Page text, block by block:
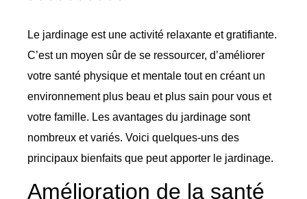
Le jardinage est une activité relaxante et gratifiante.
C’est un moyen sûr de se ressourcer, d’améliorer
votre santé physique et mentale tout en créant un
environnement plus beau et plus sain pour vous et
votre famille. Les avantages du jardinage sont
nombreux et variés. Voici quelques-uns des
principaux bienfaits que peut apporter le jardinage.
Amélioration de la santé